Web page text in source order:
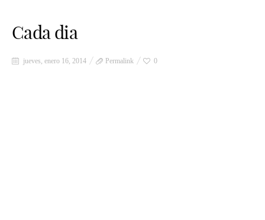
Cada dia
jueves, enero 16, 2014 Permalink 0